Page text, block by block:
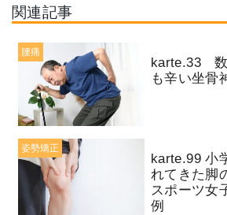
関連記事
腰痛
karte.33 数
も辛い坐骨
姿勢矯正
karte.99 小
れてきた脚
スポーツ女
例